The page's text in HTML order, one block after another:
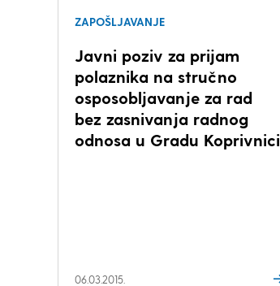
ZAPOŠLJAVANJE
Javni poziv za prijam
polaznika na stručno
osposobljavanje za rad
bez zasnivanja radnog
odnosa u Gradu Koprivnici
06.03.2015.